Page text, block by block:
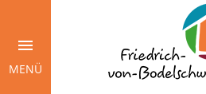
Inhalt
MENÜ